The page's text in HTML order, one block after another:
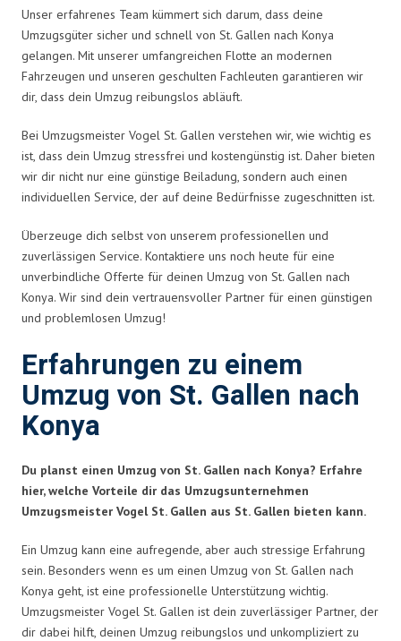
Unser erfahrenes Team kümmert sich darum, dass deine
Umzugsgüter sicher und schnell von St. Gallen nach Konya
gelangen. Mit unserer umfangreichen Flotte an modernen
Fahrzeugen und unseren geschulten Fachleuten garantieren wir
dir, dass dein Umzug reibungslos abläuft.
Bei Umzugsmeister Vogel St. Gallen verstehen wir, wie wichtig es
ist, dass dein Umzug stressfrei und kostengünstig ist. Daher bieten
wir dir nicht nur eine günstige Beiladung, sondern auch einen
individuellen Service, der auf deine Bedürfnisse zugeschnitten ist.
Überzeuge dich selbst von unserem professionellen und
zuverlässigen Service. Kontaktiere uns noch heute für eine
unverbindliche Offerte für deinen Umzug von St. Gallen nach
Konya. Wir sind dein vertrauensvoller Partner für einen günstigen
und problemlosen Umzug!
Erfahrungen zu einem
Umzug von St. Gallen nach
Konya
Du planst einen Umzug von St. Gallen nach Konya? Erfahre
hier, welche Vorteile dir das Umzugsunternehmen
Umzugsmeister Vogel St. Gallen aus St. Gallen bieten kann.
Ein Umzug kann eine aufregende, aber auch stressige Erfahrung
sein. Besonders wenn es um einen Umzug von St. Gallen nach
Konya geht, ist eine professionelle Unterstützung wichtig.
Umzugsmeister Vogel St. Gallen ist dein zuverlässiger Partner, der
dir dabei hilft, deinen Umzug reibungslos und unkompliziert zu